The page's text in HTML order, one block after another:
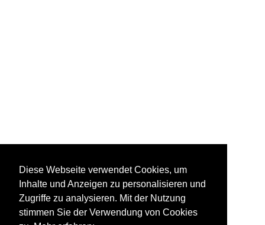
Diese Webseite verwendet Cookies, um
Inhalte und Anzeigen zu personalisieren und
Zugriffe zu analysieren. Mit der Nutzung
stimmen Sie der Verwendung von Cookies